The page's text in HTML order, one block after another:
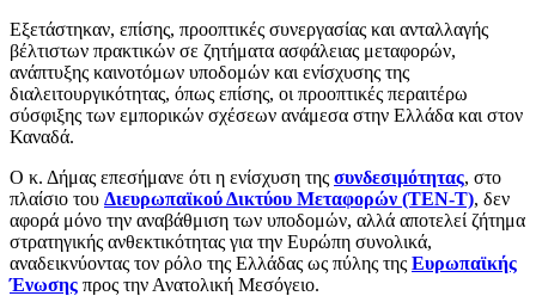
Εξετάστηκαν, επίσης, προοπτικές συνεργασίας και ανταλλαγής
βέλτιστων πρακτικών σε ζητήματα ασφάλειας μεταφορών,
ανάπτυξης καινοτόμων υποδομών και ενίσχυσης της
διαλειτουργικότητας, όπως επίσης, οι προοπτικές περαιτέρω
σύσφιξης των εμπορικών σχέσεων ανάμεσα στην Ελλάδα και στον
Καναδά.
Ο κ. Δήμας επεσήμανε ότι η ενίσχυση της συνδεσιμότητας, στο
πλαίσιο του Διευρωπαϊκού Δικτύου Μεταφορών (TEN-T), δεν
αφορά μόνο την αναβάθμιση των υποδομών, αλλά αποτελεί ζήτημα
στρατηγικής ανθεκτικότητας για την Ευρώπη συνολικά,
αναδεικνύοντας τον ρόλο της Ελλάδας ως πύλης της Ευρωπαϊκής
Ένωσης προς την Ανατολική Μεσόγειο.